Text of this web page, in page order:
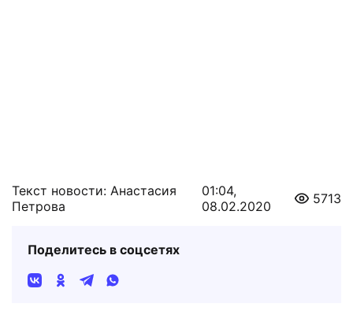
Текст новости: Анастасия
Петрова
01:04,
08.02.2020
5713
Поделитесь в соцсетях